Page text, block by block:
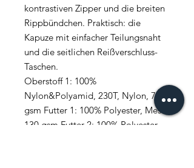
kontrastiven Zipper und die breiten
Rippbündchen. Praktisch: die
Kapuze mit einfacher Teilungsnaht
und die seitlichen Reißverschluss-
Taschen.
Oberstoff 1: 100%
Nylon&Polyamid, 230T, Nylon, 75
gsm Futter 1: 100% Polyester, Mesh,
130 gsm Futter 2: 100% Polyester,